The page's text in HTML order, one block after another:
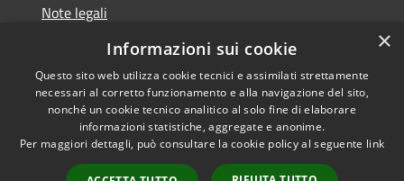
Note legali
Dichiarazione di accessibilità
Accessibilità
Copyright © 2026 • Comune di
Asigliano Veneto • Powered by
Municipium• Accesso
×
Informazioni sui cookie
Questo sito web utilizza cookie tecnici e assimilati strettamente
necessari al corretto funzionamento e alla navigazione del sito,
nonché un cookie tecnico analitico al solo fine di elaborare
informazioni statistiche, aggregate e anonime.
Per maggiori dettagli, può consultare la cookie policy al seguente link